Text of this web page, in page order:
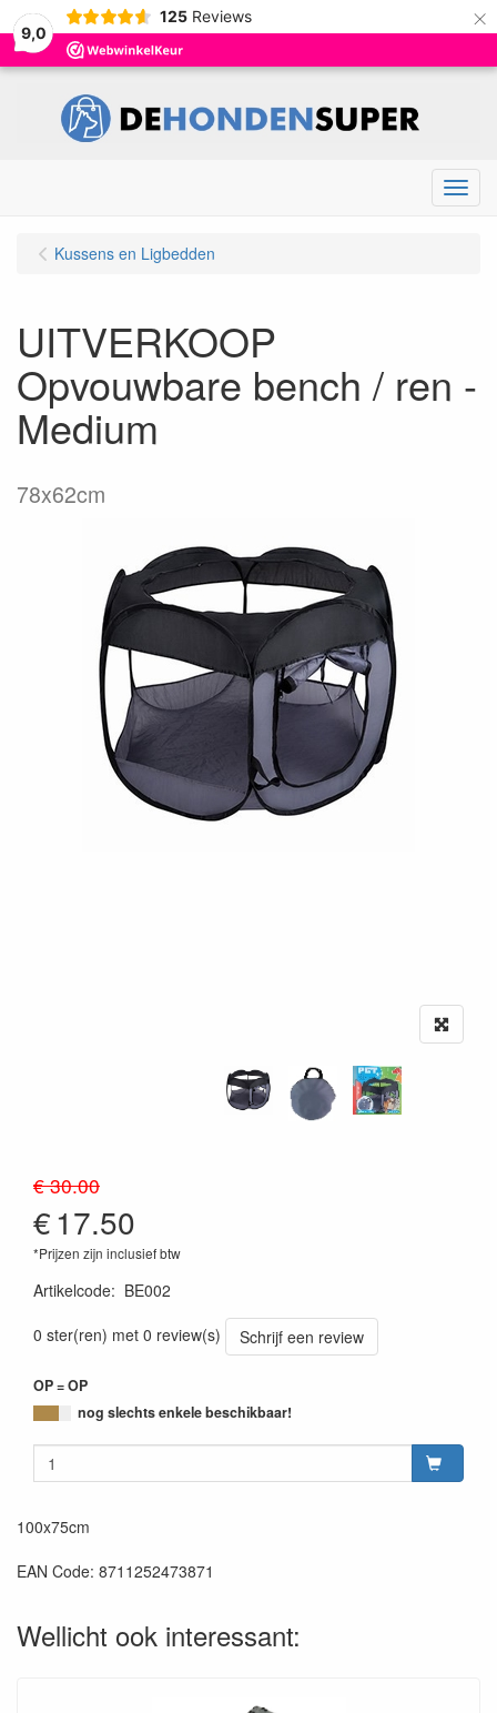
9,0
125 Reviews ×
Menu
Kussens en Ligbedden
UITVERKOOP
Opvouwbare bench / ren -
Medium
78x62cm
€ 30.00
€17.50
*Prijzen zijn inclusief btw
Artikelcode: BE002
0 ster(ren) met 0 review(s)
Schrijf een review
OP = OP
nog slechts enkele beschikbaar!
100x75cm
EAN Code: 8711252473871
Wellicht ook interessant: